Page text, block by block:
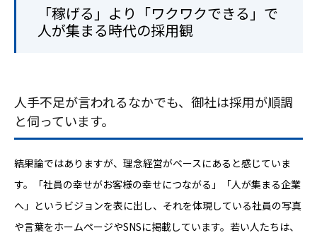
「稼げる」より「ワクワクできる」で
人が集まる時代の採用観
人手不足が言われるなかでも、御社は採用が順調
と伺っています。
結果論ではありますが、理念経営がベースにあると感じていま
す。「社員の幸せがお客様の幸せにつながる」「人が集まる企業
へ」というビジョンを表に出し、それを体現している社員の写真
や言葉をホームページやSNSに掲載しています。若い人たちは、